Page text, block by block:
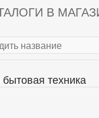
В
техника